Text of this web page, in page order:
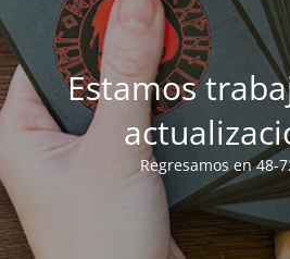
Estamos
Regresamos en 48-